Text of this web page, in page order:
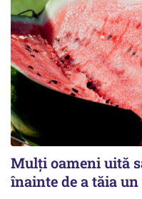
Mulți oameni uită
înainte de a tăia un